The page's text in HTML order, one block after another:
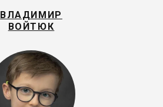
ВЛАДИМИР
ВОЙТЮК